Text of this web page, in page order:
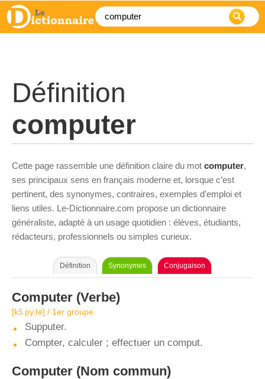
Définition
computer
Cette page rassemble une définition claire du mot computer,
ses principaux sens en français moderne et, lorsque c’est
pertinent, des synonymes, contraires, exemples d’emploi et
liens utiles. Le-Dictionnaire.com propose un dictionnaire
généraliste, adapté à un usage quotidien : élèves, étudiants,
rédacteurs, professionnels ou simples curieux.
Définition Synonymes Conjugaison
Computer (Verbe)
[kɔ̃.py.te] / 1er groupe
Supputer.
Compter, calculer ; effectuer un comput.
Computer (Nom commun)